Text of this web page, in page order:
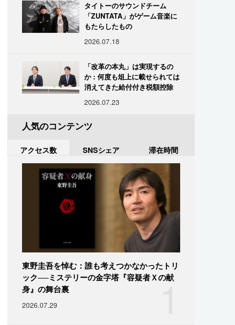
タイトーのサウンドチーム
「ZUNTATA」がゲーム音楽に
もたらしたもの
2026.07.18
「改革の本丸」は実現するの
か : 何度も俎上に載せられては
消えてきた給付付き税額控除
2026.07.23
人気のコンテンツ
アクセス数 SNSシェア 滞在時間
1
東野圭吾を悼む：誰も考えつかなかったトリ
ック──ミステリーの金字塔『容疑者Ｘの献
身』の舞台裏
2026.07.29